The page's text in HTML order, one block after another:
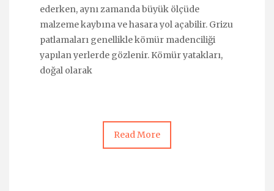
ederken, aynı zamanda büyük ölçüde
malzeme kaybına ve hasara yol açabilir. Grizu
patlamaları genellikle kömür madenciliği
yapılan yerlerde gözlenir. Kömür yatakları,
doğal olarak
Read More